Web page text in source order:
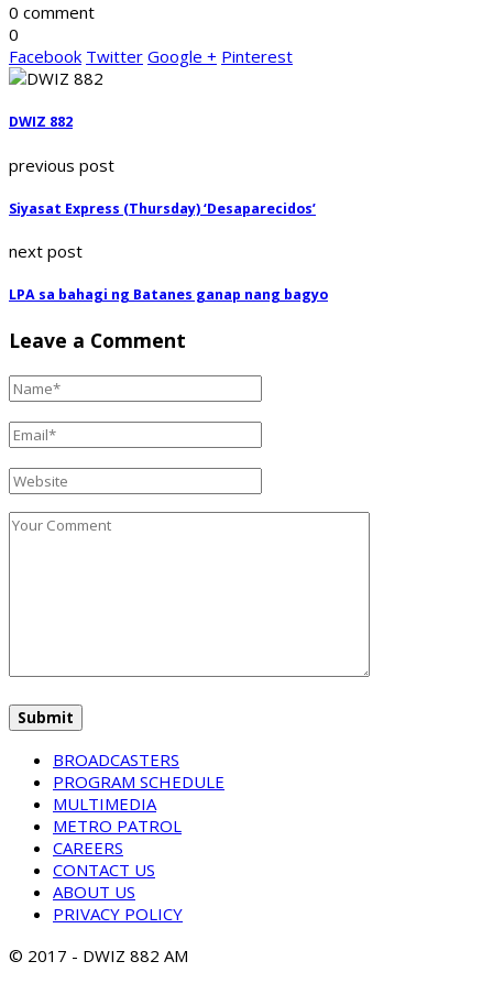
0 comment
0
Facebook Twitter Google + Pinterest
DWIZ 882
previous post
Siyasat Express (Thursday) ‘Desaparecidos’
next post
LPA sa bahagi ng Batanes ganap nang bagyo
Leave a Comment
BROADCASTERS
PROGRAM SCHEDULE
MULTIMEDIA
METRO PATROL
CAREERS
CONTACT US
ABOUT US
PRIVACY POLICY
© 2017 - DWIZ 882 AM